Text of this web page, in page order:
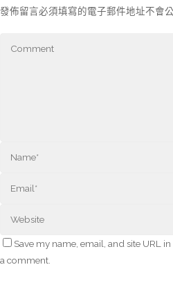
發佈留言必須填寫的電子郵件地址不會
Save my name, email, and site URL
a comment.